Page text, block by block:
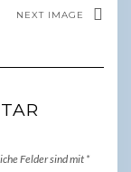
NEXT IMAGE
Felder sind mit *